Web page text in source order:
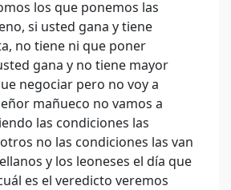
los que ponemos las
si usted gana y tiene
no tiene ni que poner
gana y no tiene mayor
negociar pero no voy a
mañueco no vamos a
las condiciones las
no las condiciones las van
y los leoneses el día que
es el veredicto veremos